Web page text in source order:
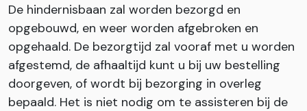
De hindernisbaan zal worden bezorgd en
opgebouwd, en weer worden afgebroken en
opgehaald. De bezorgtijd zal vooraf met u worden
afgestemd, de afhaaltijd kunt u bij uw bestelling
doorgeven, of wordt bij bezorging in overleg
bepaald. Het is niet nodig om te assisteren bij de